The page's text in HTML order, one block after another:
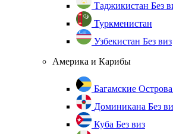
Таджикистан Без
Туркменистан
Узбекистан Без виз
Америка и Карибы
Багамские Острова
Доминикана Без
Куба Без виз